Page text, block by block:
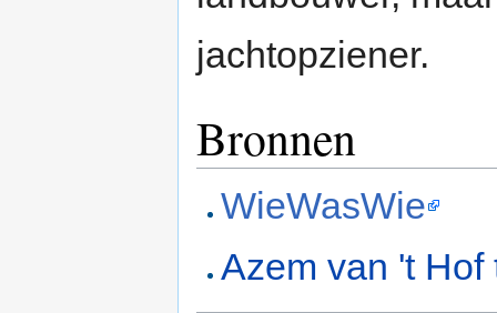
jachtopziener.
Bronnen
WieWasWie
Azem van 't Hof